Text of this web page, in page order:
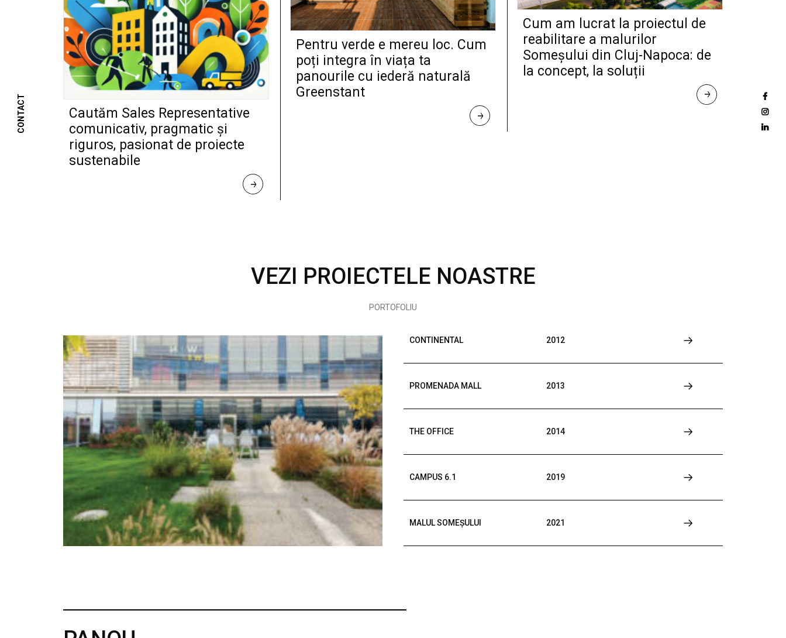
Cautăm Sales Representative
comunicativ, pragmatic și
riguros, pasionat de proiecte
sustenabile
R
E
Pentru verde e mereu loc. Cum
poți integra în viața ta
panourile cu iederă naturală
Greenstant
R
E
Cum am lucrat la proiectul de
reabilitare a malurilor
Someșului din Cluj-Napoca: de
la concept, la soluții
R
VEZI PROIECTELE NOASTRE
PORTOFOLIU
CONTINENTAL 2012
PROMENADA MALL 2013
THE OFFICE 2014
CAMPUS 6.1 2019
MALUL SOMEȘULUI 2021
CONTACT